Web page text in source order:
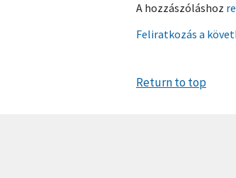
hozammérés
bemutató
A hozzászóláshoz
Feliratkozás a
Return to top